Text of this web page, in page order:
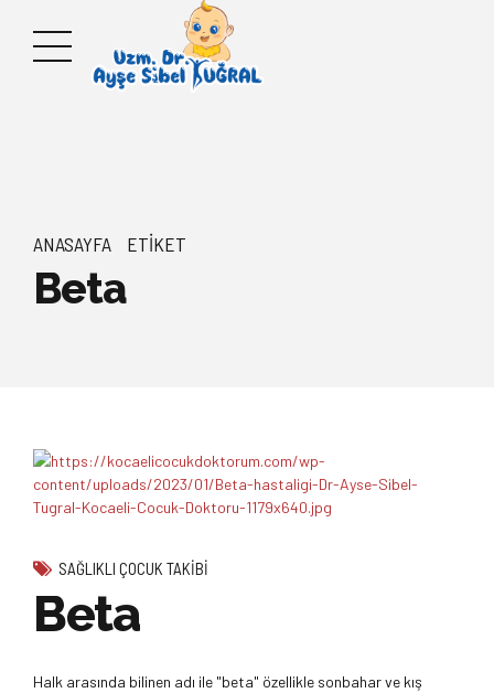
ANASAYFA ETIKET
Beta
SAĞLIKLI ÇOCUK TAKIBI
Beta
Halk arasında bilinen adı ile "beta" özellikle sonbahar ve kış